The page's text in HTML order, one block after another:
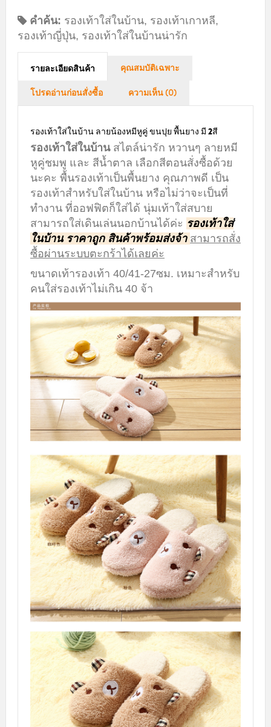
คำค้น: รองเท้าใส่ในบ้าน, รองเท้าเกาหลี,
รองเท้าญี่ปุ่น, รองเท้าใส่ในบ้านน่ารัก
รายละเอียดสินค้า คุณสมบัติเฉพาะ
โปรดอ่านก่อนสั่งซื้อ ความเห็น (0)
รองเท้าใส่ในบ้าน ลายน้องหมีหูคู่ ขนปุย พื้นยาง มี 2สี
รองเท้าใส่ในบ้านสไตล์น่ารัก หวานๆ ลายหมี
หูคู่ชมพู และ สีน้ำตาล เลือกสีตอนสั่งซื้อด้วย
นะคะ พื้นรองเท้าเป็นพื้นยาง คุณภาพดี เป็น
รองเท้าสำหรับใส่ในบ้าน หรือไม่ว่าจะเป็นที่
ทำงาน ที่ออฟฟิตก็ใส่ได้ นุ่มเท้าใส่สบาย
สามารถใส่เดินเล่นนอกบ้านได้ค่ะ รองเท้าใส่
ในบ้าน ราคาถูก สินค้าพร้อมส่งจ้า สามารถสั่ง
ซื้อผ่านระบบตะกร้าได้เลยค่ะ
ขนาดเท้ารองเท้า 40/41-27ซม. เหมาะสำหรับ
คนใส่รองเท้าไม่เกิน 40 จ้า